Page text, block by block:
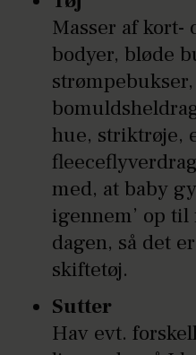
Masser af
bodyer, bløde
strømpebukser,
hue, striktrøje,
med, at baby
igennem’ op
dagen, så det
skiftetøj.
Sutter
Hav evt.